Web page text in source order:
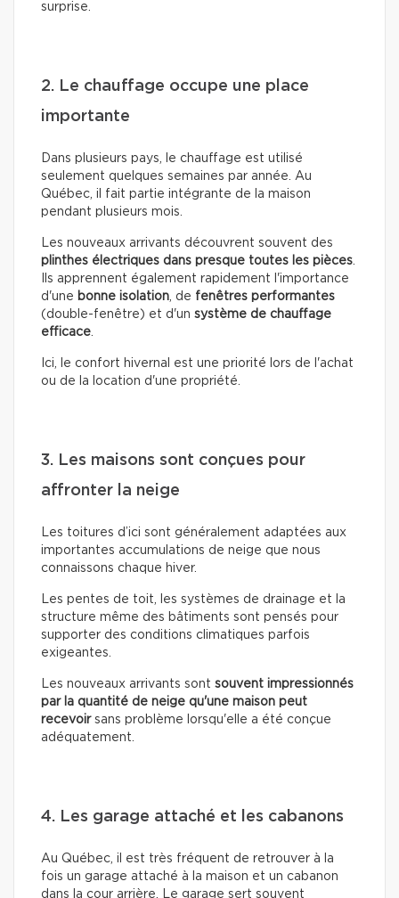
surprise.
2. Le chauffage occupe une place
importante
Dans plusieurs pays, le chauffage est utilisé
seulement quelques semaines par année. Au
Québec, il fait partie intégrante de la maison
pendant plusieurs mois.
Les nouveaux arrivants découvrent souvent des
plinthes électriques dans presque toutes les pièces.
Ils apprennent également rapidement l'importance
d'une bonne isolation, de fenêtres performantes
(double-fenêtre) et d'un système de chauffage
efficace.
Ici, le confort hivernal est une priorité lors de l'achat
ou de la location d'une propriété.
3. Les maisons sont conçues pour
affronter la neige
Les toitures d’ici sont généralement adaptées aux
importantes accumulations de neige que nous
connaissons chaque hiver.
Les pentes de toit, les systèmes de drainage et la
structure même des bâtiments sont pensés pour
supporter des conditions climatiques parfois
exigeantes.
Les nouveaux arrivants sont souvent impressionnés
par la quantité de neige qu'une maison peut
recevoirsans problème lorsqu'elle a été conçue
adéquatement.
4. Les garage attaché et les cabanons
Au Québec, il est très fréquent de retrouver à la
fois un garage attaché à la maison et un cabanon
dans la cour arrière. Le garage sert souvent